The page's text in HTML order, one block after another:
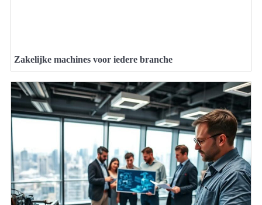
Zakelijke machines voor iedere branche